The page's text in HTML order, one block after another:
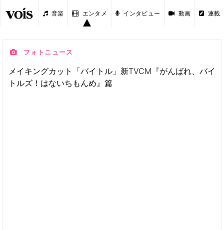
音楽 エンタメ インタビュー 動画 連載
フォトニュース
メイキングカット「バイトル」新TVCM『がんばれ、バイ
トルズ！はないちもんめ』篇